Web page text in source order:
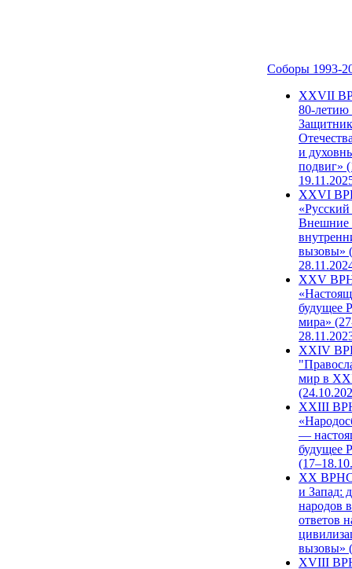
Соборы 1993-
ХХVII
80-
и
подвиг»
XXVI
Внешние
вызовы»
XXV
будущее
мира»
XXIV
мир в
XXIII
—
будущее
XX ВРНС
и Запад:
народов
ответов
вызовы»
XVIII